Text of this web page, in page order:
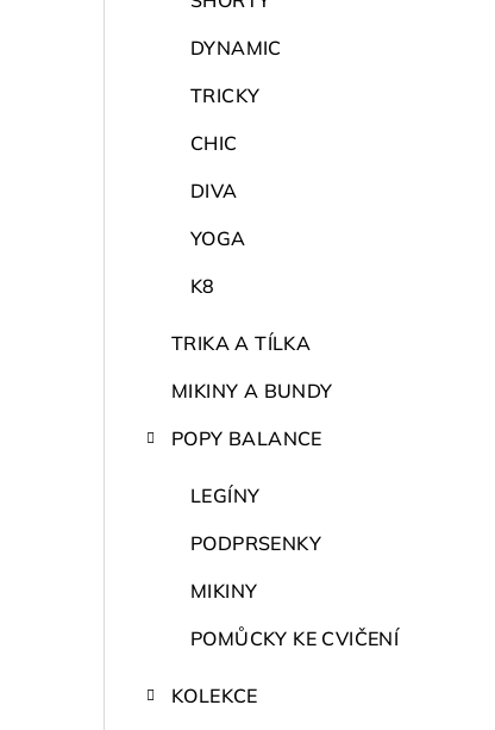
DYNAMIC
TRICKY
CHIC
DIVA
YOGA
K8
TRIKA A TÍLKA
MIKINY A BUNDY
POPY BALANCE
LEGÍNY
PODPRSENKY
MIKINY
POMŮCKY KE CVIČENÍ
KOLEKCE